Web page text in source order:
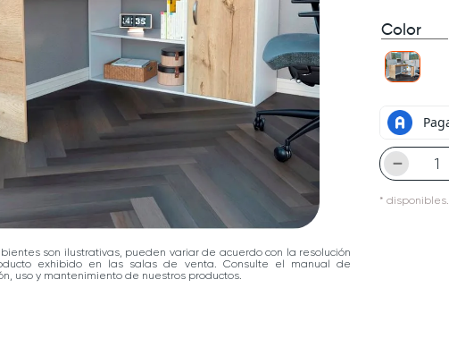
son ilustrativas, pueden variar de acuerdo con la resolución
exhibido en las salas de venta. Consulte el manual de
uso y mantenimiento de nuestros productos.
Color
－
* disponibles.